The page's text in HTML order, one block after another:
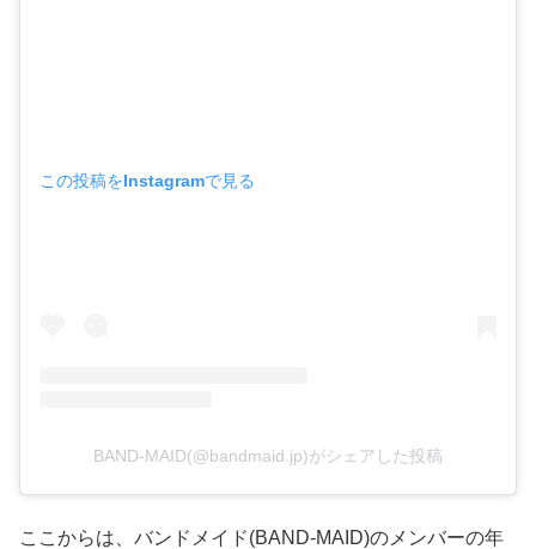
この投稿をInstagramで見る
BAND-MAID(@bandmaid.jp)がシェアした投稿
ここからは、バンドメイド(BAND-MAID)のメンバーの年